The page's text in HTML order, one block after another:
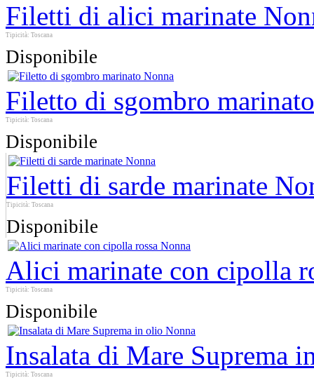
Filetti di alici marinate
Tipicità: Toscana
Disponibile
Filetto di sgombro
Tipicità: Toscana
Disponibile
Filetti di sarde marinate
Tipicità: Toscana
Disponibile
Alici marinate con cipolla
Tipicità: Toscana
Disponibile
Insalata di Mare Suprema
Tipicità: Toscana